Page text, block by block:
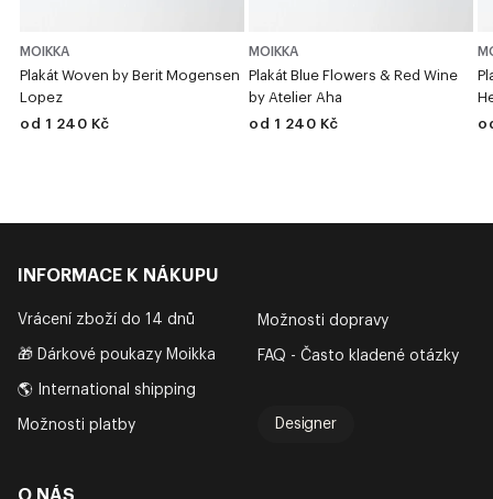
MOIKKA
Plakát Woven by Berit Mogensen
Lopez
od 1 240 Kč
MOIKKA
Plakát Blue Flowers & Red Wine
by Atelier Aha
od 1 240 Kč
INFORMACE K NÁKUPU
Vrácení zboží do 14 dnů
🎁 Dárkové poukazy Moikka
🌎 International shipping
Možnosti platby
Možnosti dopravy
FAQ - Často kladené otázky
Designer